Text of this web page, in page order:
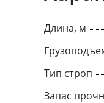
Длина, м
Тип строп
Запас